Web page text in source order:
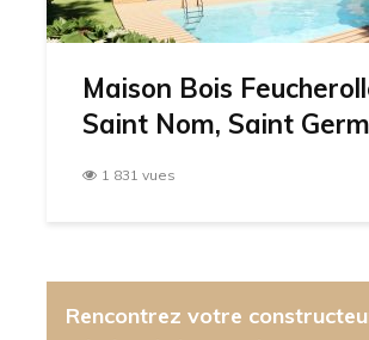
Maison Bois
Saint Nom, Saint
1 831 vues
Rencontrez votre